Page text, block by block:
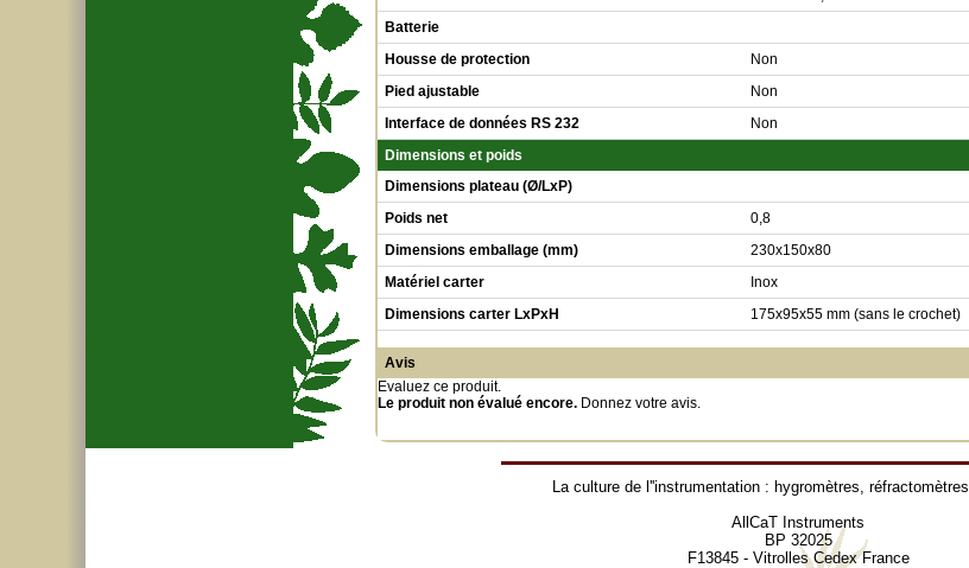
Batterie
Housse de protection
Non
Pied ajustable
Non
Interface de données RS 232
Non
Dimensions et poids
Dimensions plateau (Ø/LxP)
Poids net
0,8
Dimensions emballage (mm)
230x150x80
Matériel carter
Inox
Dimensions carter LxPxH
175x95x55 mm (sans le crochet)
Avis
Evaluez ce produit.
Le produit non évalué encore. Donnez votre avis.
La culture de l''instrumentation : hygromètres, réfractomètres
AllCaT Instruments
BP 32025
F13845 - Vitrolles Cedex France